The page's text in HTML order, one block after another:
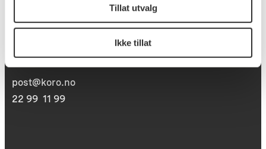
Tillat utvalg
Ikke tillat
Postboks 6994
0130 Oslo
post@koro.no
22 99 11 99